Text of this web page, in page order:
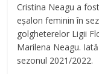
Cristina Neagu a
eșalon feminin în
golgheterelor Ligii
Marilena Neagu.
sezonul 2021/2022.